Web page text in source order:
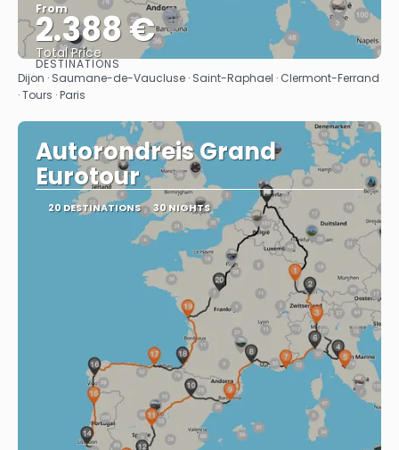
From
2.388 €
Total Price
See
DESTINATIONS
Dijon · Saumane-de-Vaucluse · Saint-Raphael · Clermont-Ferrand
· Tours · Paris
Autorondreis Grand
Eurotour
20 DESTINATIONS 30 NIGHTS